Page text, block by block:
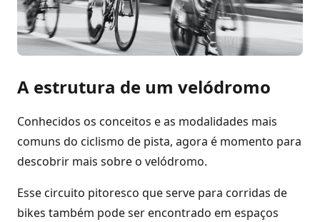
A estrutura de um velódromo
Conhecidos os conceitos e as modalidades mais
comuns do ciclismo de pista, agora é momento para
descobrir mais sobre o velódromo.
Esse circuito pitoresco que serve para corridas de
bikes também pode ser encontrado em espaços